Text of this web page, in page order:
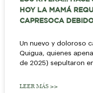
HOY LA MAMÁ
CAPRESOCA
Un nuevo y doloroso
Quigua, quienes
de 2025) sepultaron
LEER MÁS >>